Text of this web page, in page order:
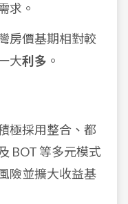
求。
房價基期相對較
大利多 。
極採用整合、都
BOT 等多元模式
險並擴大收益基